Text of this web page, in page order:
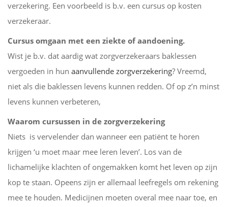
verzekering. Een voorbeeld is b.v. een cursus op kosten
verzekeraar.
Cursus omgaan met een ziekte of aandoening.
Wist je b.v. dat aardig wat zorgverzekeraars baklessen
vergoeden in hun aanvullende zorgverzekering? Vreemd,
niet als die baklessen levens kunnen redden. Of op z’n minst
levens kunnen verbeteren,
Waarom cursussen in de zorgverzekering
Niets is vervelender dan wanneer een patiënt te horen
krijgen ‘u moet maar mee leren leven’. Los van de
lichamelijke klachten of ongemakken komt het leven op zijn
kop te staan. Opeens zijn er allemaal leefregels om rekening
mee te houden. Medicijnen moeten overal mee naar toe, en